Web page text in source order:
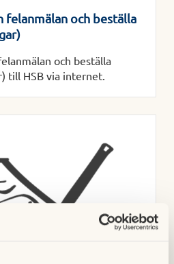
felanmälan och beställa
och beställa
till HSB via internet.